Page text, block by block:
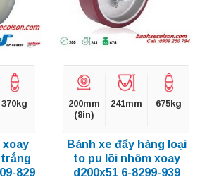
370kg
xoay
trắng
829
200mm
(8in)
241mm 675kg
Bánh xe đẩy hàng loại
to pu lõi nhôm xoay
d200x51 6-8299-939